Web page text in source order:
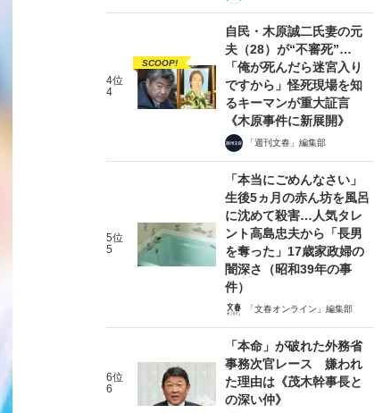
4位
4
SCOOP!
自民・木原誠二氏妻の元
夫（28）が“不審死”…
「俺が死んだら迷宮入り
ですから」怪死現場を知
るキーマンが重大証言
《木原事件に新展開》
「週刊文春」編集部
5位
5
「本当にごめんなさい」
生後5ヵ月の赤ん坊を風呂
に沈めて殺害…人気タレ
ント高島忠夫から「長男
を奪った」17歳家政婦の
闇深さ（昭和39年の事
件）
「文春オンライン」編集部
6位
6
「本命」が破れた外務省
事務次官レース 嫌われ
た理由は《茂木幹事長と
の深い仲》